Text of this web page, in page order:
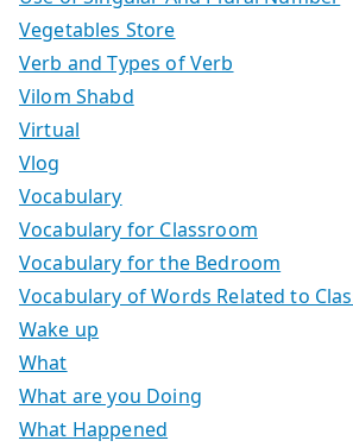
Vegetables Store
Verb and Types of Verb
Vilom Shabd
Virtual
Vlog
Vocabulary
Vocabulary for Classroom
Vocabulary for the Bedroom
Vocabulary of Words Related to
Wake up
What
What are you Doing
What Happened